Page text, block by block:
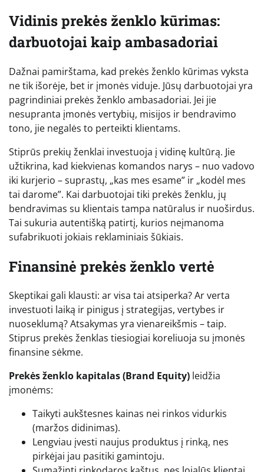
Vidinis prekės ženklo kūrimas:
darbuotojai kaip ambasadoriai
Dažnai pamirštama, kad prekės ženklo kūrimas vyksta
ne tik išorėje, bet ir įmonės viduje. Jūsų darbuotojai yra
pagrindiniai prekės ženklo ambasadoriai. Jei jie
nesupranta įmonės vertybių, misijos ir bendravimo
tono, jie negalės to perteikti klientams.
Stiprūs prekių ženklai investuoja į vidinę kultūrą. Jie
užtikrina, kad kiekvienas komandos narys – nuo vadovo
iki kurjerio – suprastų, „kas mes esame” ir „kodėl mes
tai darome”. Kai darbuotojai tiki prekės ženklu, jų
bendravimas su klientais tampa natūralus ir nuoširdus.
Tai sukuria autentišką patirtį, kurios neįmanoma
sufabrikuoti jokiais reklaminiais šūkiais.
Finansinė prekės ženklo vertė
Skeptikai gali klausti: ar visa tai atsiperka? Ar verta
investuoti laiką ir pinigus į strategijas, vertybes ir
nuoseklumą? Atsakymas yra vienareikšmis – taip.
Stiprus prekės ženklas tiesiogiai koreliuoja su įmonės
finansine sėkme.
Prekės ženklo kapitalas (Brand Equity) leidžia
įmonėms:
Taikyti aukštesnes kainas nei rinkos vidurkis
(maržos didinimas).
Lengviau įvesti naujus produktus į rinką, nes
pirkėjai jau pasitiki gamintoju.